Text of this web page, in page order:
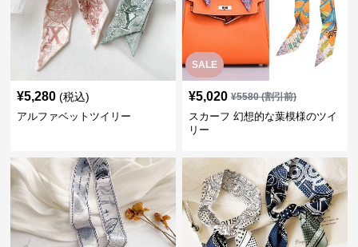
¥5,280 (税込)
アルファベットツイリー
SALE
¥5,020 ¥5580(割引前)
スカーフ 幻想的な葉模様のツイ
リー